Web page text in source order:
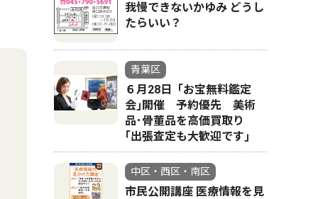
我慢できないかゆみ どうし
たらいい？
青葉区
６月28日「お宝無料鑑定
会｣開催 予約優先 美術
品･骨董品を高価買取り
｢出張査定も大歓迎です｣
中区・西区・南区
市民公開講座 医療情報を見